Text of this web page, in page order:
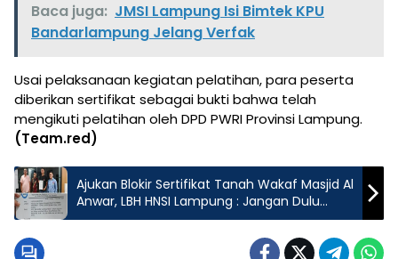
Baca juga: JMSI Lampung Isi Bimtek KPU
Bandarlampung Jelang Verfak
Usai pelaksanaan kegiatan pelatihan, para peserta
diberikan sertifikat sebagai bukti bahwa telah
mengikuti pelatihan oleh DPD PWRI Provinsi Lampung.
(Team.red)
Ajukan Blokir Sertifikat Tanah Wakaf Masjid Al
Anwar, LBH HNSI Lampung : Jangan Dulu
Alihkan Atas Nama Nazir Lain yang Diduga